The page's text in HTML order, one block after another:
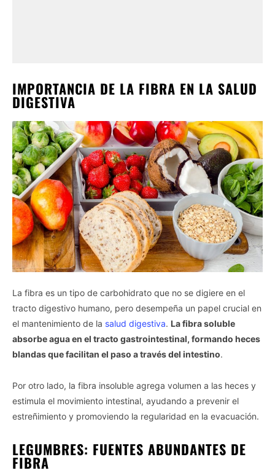
IMPORTANCIA DE LA FIBRA EN LA SALUD
DIGESTIVA
La fibra es un tipo de carbohidrato que no se digiere en el
tracto digestivo humano, pero desempeña un papel crucial en
el mantenimiento de la salud digestiva. La fibra soluble
absorbe agua en el tracto gastrointestinal, formando heces
blandas que facilitan el paso a través del intestino.
Por otro lado, la fibra insoluble agrega volumen a las heces y
estimula el movimiento intestinal, ayudando a prevenir el
estreñimiento y promoviendo la regularidad en la evacuación.
LEGUMBRES: FUENTES ABUNDANTES DE
FIBRA